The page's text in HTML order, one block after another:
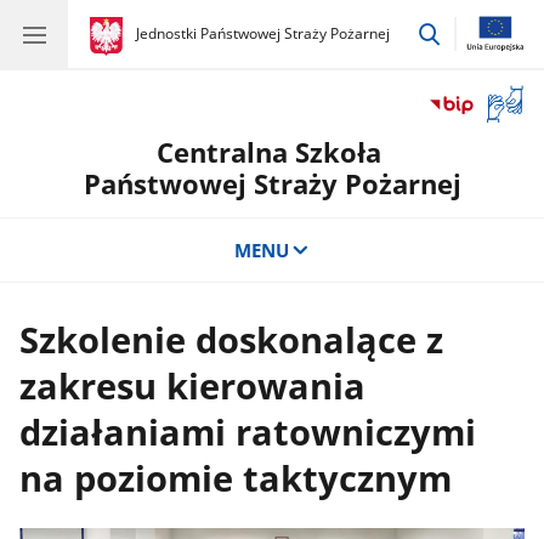
gov.pl
Jednostki Państwowej Straży Pożarnej
gov.pl
Jednostki
przejdź
okno
Centralna Szkoła
Państwowej Straży Pożarnej
MENU
Szkolenie doskonalące z
zakresu kierowania
działaniami ratowniczymi
na poziomie taktycznym